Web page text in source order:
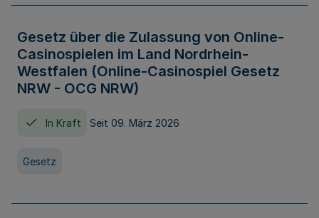
Gesetz über die Zulassung von Online-
Casinospielen im Land Nordrhein-
Westfalen (Online-Casinospiel Gesetz
NRW - OCG NRW)
In Kraft Seit 09. März 2026
Gesetz